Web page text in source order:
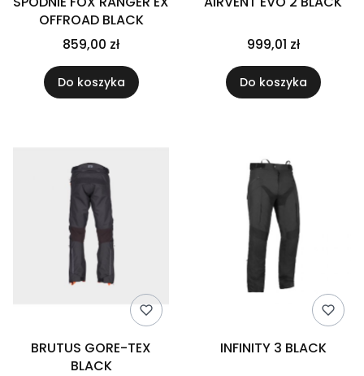
OFFROAD BLACK
859,00 zł
Do koszyka
999,01 zł
Do koszyka
BRUTUS GORE-TEX
BLACK
INFINITY 3 BLACK